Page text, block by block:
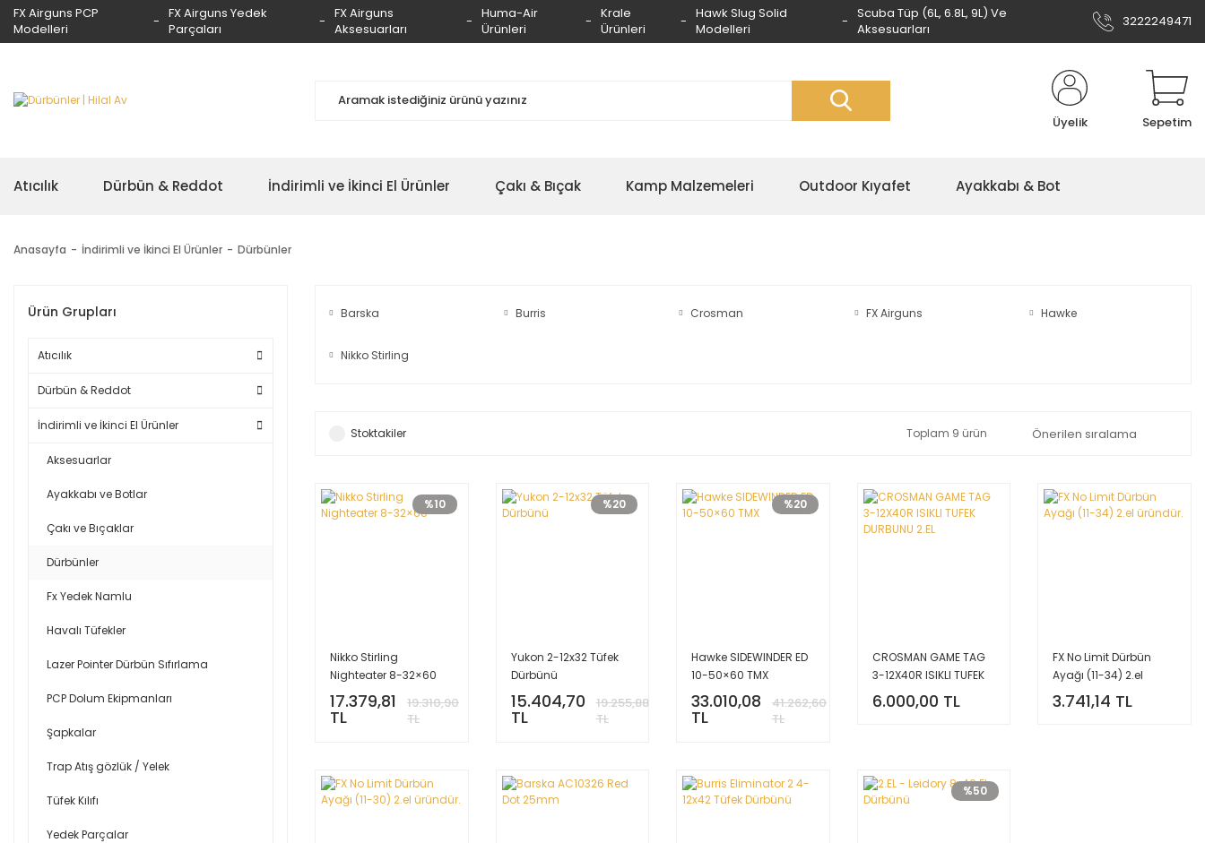
FX Airguns PCP
Modelleri
FX Airguns Yedek
Parçaları
FX Airguns
Aksesuarları
Huma-Air
Ürünleri
Krale
Ürünleri
Hawk Slug Solid
Modelleri
Scuba Tüp (6L, 6.8L, 9L) Ve
Aksesuarları
3222249471
Üyelik Sepetim
Atıcılık Dürbün & Reddot İndirimli ve İkinci El Ürünler Çakı & Bıçak Kamp Malzemeleri Outdoor Kıyafet Ayakkabı & Bot
Anasayfa İndirimli ve İkinci El Ürünler Dürbünler
Ürün Grupları
Atıcılık
Dürbün & Reddot
İndirimli ve İkinci El Ürünler
Aksesuarlar
Ayakkabı ve Botlar
Çakı ve Bıçaklar
Dürbünler
Fx Yedek Namlu
Havalı Tüfekler
Lazer Pointer Dürbün Sıfırlama
PCP Dolum Ekipmanları
Şapkalar
Trap Atış gözlük / Yelek
Tüfek Kılıfı
Yedek Parçalar
Barska Burris Crosman FX Airguns Hawke
Nikko Stirling
Stoktakiler Toplam 9 ürün
%10
Nikko Stirling
Nighteater 8-32×60
17.379,81
TL
19.310,90
TL
%20
Yukon 2-12x32 Tüfek
Dürbünü
15.404,70
TL
19.255,88
TL
%20
Hawke SIDEWINDER ED
10-50×60 TMX
33.010,08
TL
41.262,60
TL
CROSMAN GAME TAG
3-12X40R ISIKLI TUFEK
DURBUNU 2.EL
6.000,00 TL
FX No Limit Dürbün
Ayağı (11-34) 2.el
üründür.
3.741,14 TL
%50